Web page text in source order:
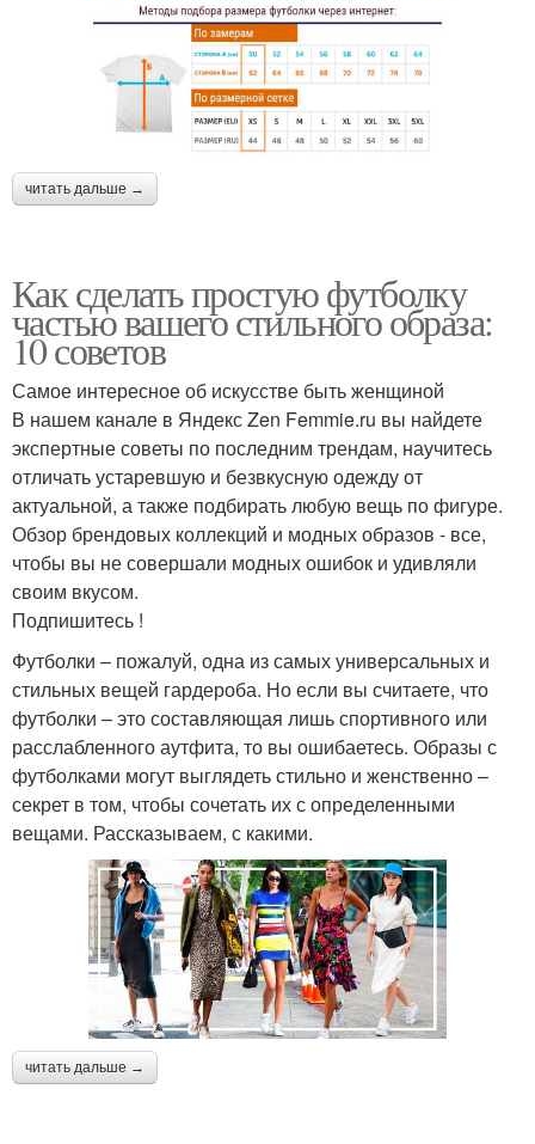
читать дальше →
Как сделать простую футболку
частью вашего стильного образа:
10 советов
Самое интересное об искусстве быть женщиной
В нашем канале в Яндекс Zen Femmie.ru вы найдете
экспертные советы по последним трендам, научитесь
отличать устаревшую и безвкусную одежду от
актуальной, а также подбирать любую вещь по фигуре.
Обзор брендовых коллекций и модных образов - все,
чтобы вы не совершали модных ошибок и удивляли
своим вкусом.
Подпишитесь !
Футболки – пожалуй, одна из самых универсальных и
стильных вещей гардероба. Но если вы считаете, что
футболки – это составляющая лишь спортивного или
расслабленного аутфита, то вы ошибаетесь. Образы с
футболками могут выглядеть стильно и женственно –
секрет в том, чтобы сочетать их с определенными
вещами. Рассказываем, с какими.
читать дальше →